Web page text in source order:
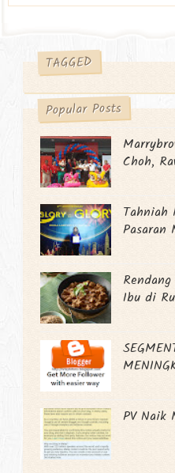
TAGGED
Popular Posts
Choh,
Tahniah
Pasaran
Ibu di
PV Naik